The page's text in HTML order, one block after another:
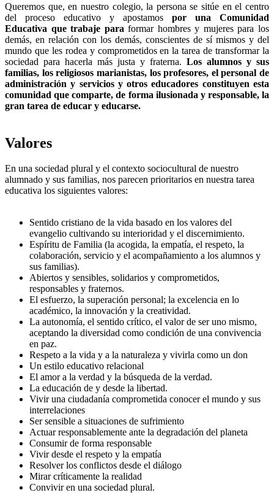
Queremos que, en nuestro colegio, la persona se sitúe en el centro
del proceso educativo y apostamos por una Comunidad
Educativa que trabaje paraformar hombres y mujeres para los
demás, en relación con los demás, conscientes de sí mismos y del
mundo que les rodea y comprometidos en la tarea de transformar la
sociedad para hacerla más justa y fraterna. Los alumnos y sus
familias, los religiosos marianistas, los profesores, el personal de
administración y servicios y otros educadores constituyen esta
comunidad que comparte, de forma ilusionada y responsable, la
gran tarea de educar y educarse.
Valores
En una sociedad plural y el contexto sociocultural de nuestro
alumnado y sus familias, nos parecen prioritarios en nuestra tarea
educativa los siguientes valores:
Sentido cristiano de la vida basado en los valores del
evangelio cultivando su interioridad y el discernimiento.
Espíritu de Familia (la acogida, la empatía, el respeto, la
colaboración, servicio y el acompañamiento a los alumnos y
sus familias).
Abiertos y sensibles, solidarios y comprometidos,
responsables y fraternos.
El esfuerzo, la superación personal; la excelencia en lo
académico, la innovación y la creatividad.
La autonomía, el sentido crítico, el valor de ser uno mismo,
aceptando la diversidad como condición de una convivencia
en paz.
Respeto a la vida y a la naturaleza y vivirla como un don
Un estilo educativo relacional
El amor a la verdad y la búsqueda de la verdad.
La educación de y desde la libertad.
Vivir una ciudadanía comprometida conocer el mundo y sus
interrelaciones
Ser sensible a situaciones de sufrimiento
Actuar responsablemente ante la degradación del planeta
Consumir de forma responsable
Vivir desde el respeto y la empatía
Resolver los conflictos desde el diálogo
Mirar críticamente la realidad
Convivir en una sociedad plural.